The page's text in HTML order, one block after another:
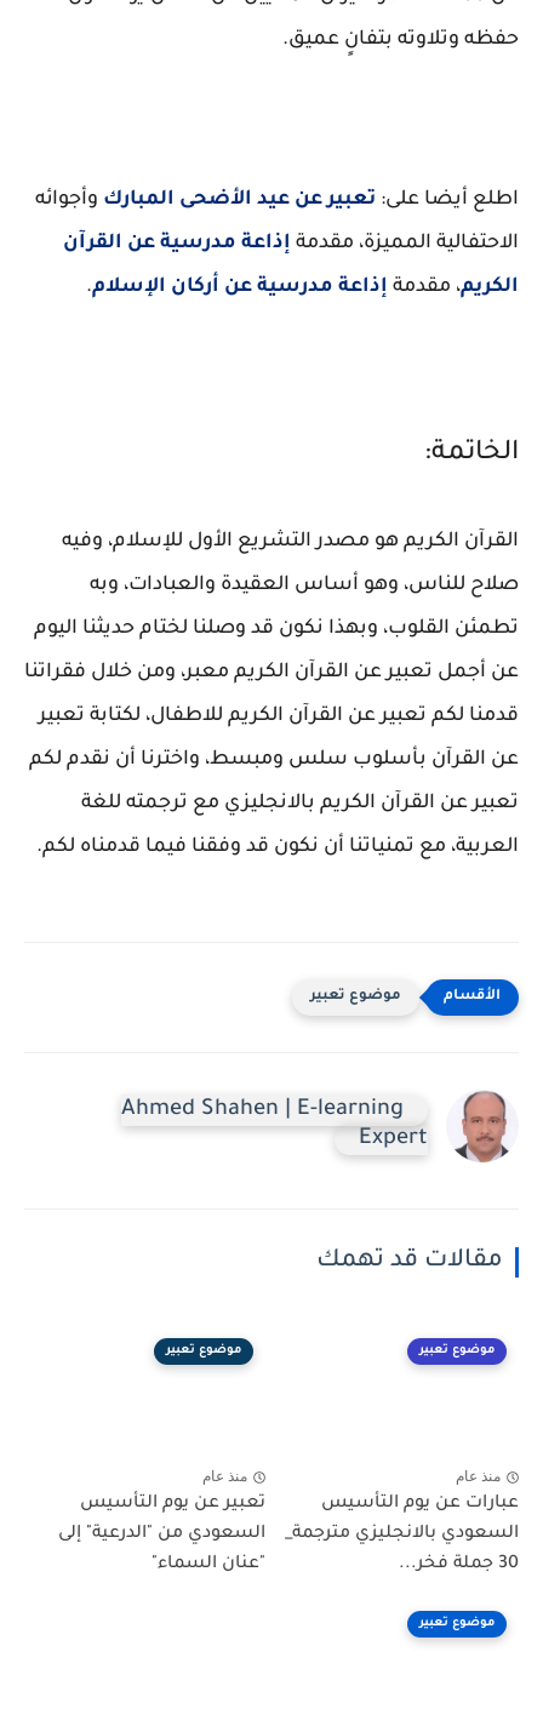
حفظه وتلاوته بتفانٍ عميق.
اطلع أيضا على: تعبير عن عيد الأضحى المبارك وأجوائه
الاحتفالية المميزة، مقدمة إذاعة مدرسية عن القرآن
الكريم، مقدمة إذاعة مدرسية عن أركان الإسلام.
الخاتمة:
القرآن الكريم هو مصدر التشريع الأول للإسلام، وفيه
صلاح للناس، وهو أساس العقيدة والعبادات، وبه
تطمئن القلوب، وبهذا نكون قد وصلنا لختام حديثنا اليوم
عن أجمل تعبير عن القرآن الكريم معبر، ومن خلال فقراتنا
قدمنا لكم تعبير عن القرآن الكريم للاطفال، لكتابة تعبير
عن القرآن بأسلوب سلس ومبسط، واخترنا أن نقدم لكم
تعبير عن القرآن الكريم بالانجليزي مع ترجمته للغة
العربية، مع تمنياتنا أن نكون قد وفقنا فيما قدمناه لكم.
موضوع تعبير
Ahmed Shahen | E-learning
Expert
مقالات قد تهمك
موضوع تعبير
منذ عام
عبارات عن يوم التأسيس
السعودي بالانجليزي مترجمة_
30 جملة فخر...
موضوع تعبير
منذ عام
تعبير عن يوم التأسيس
السعودي من "الدرعية" إلى
"عنان السماء"
موضوع تعبير